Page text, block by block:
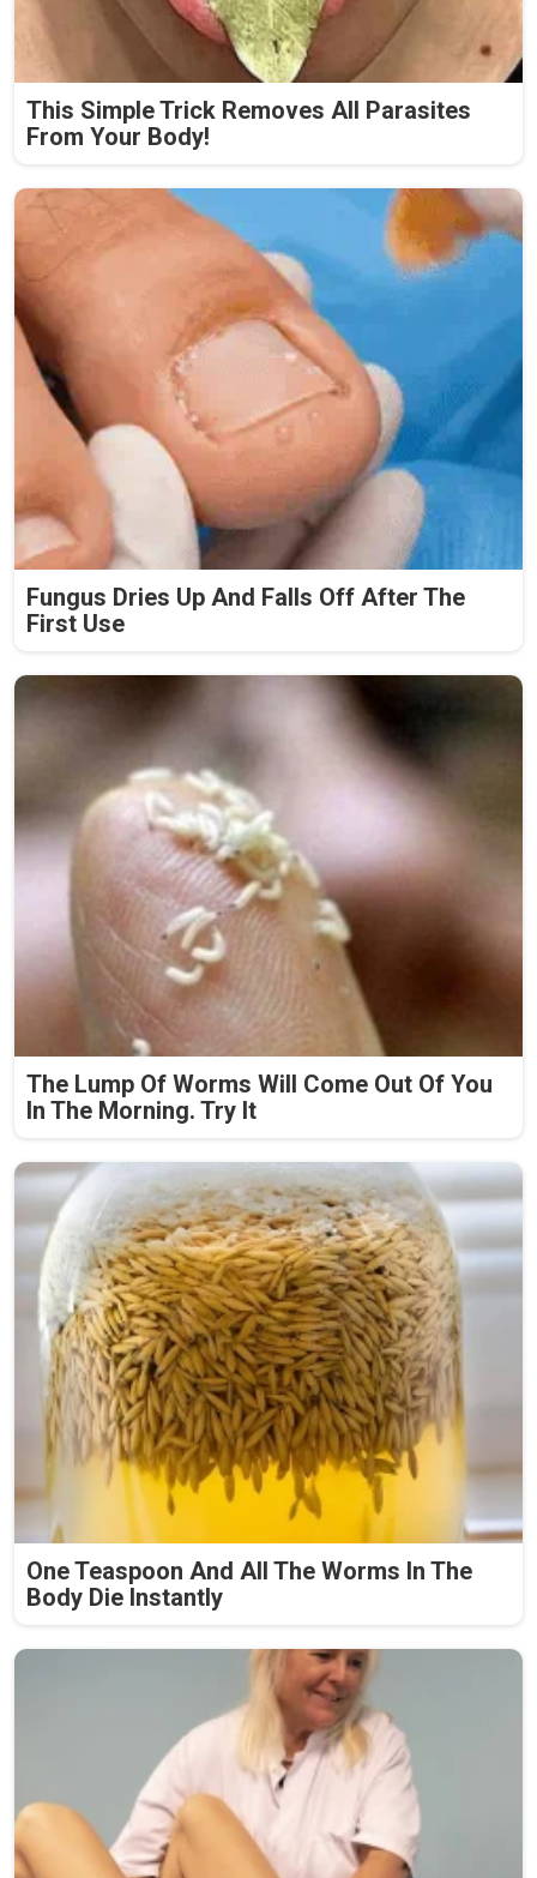
This Simple Trick Removes All Parasites
From Your Body!
Fungus Dries Up And Falls Off After The
First Use
The Lump Of Worms Will Come Out Of You
In The Morning. Try It
One Teaspoon And All The Worms In The
Body Die Instantly